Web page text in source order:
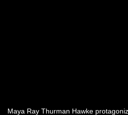
Maya Ray Thurman Hawke